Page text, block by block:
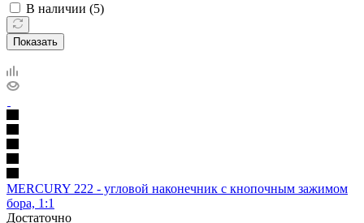
В наличии (5)
Показать
MERCURY 222 - угловой наконечник с кнопочным зажимом
бора, 1:1
Достаточно